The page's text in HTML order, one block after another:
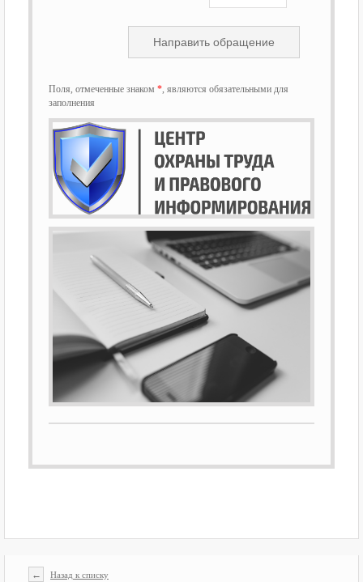
Поля, отмеченные знаком * , являются обязательными для
заполнения
← Назад к списку